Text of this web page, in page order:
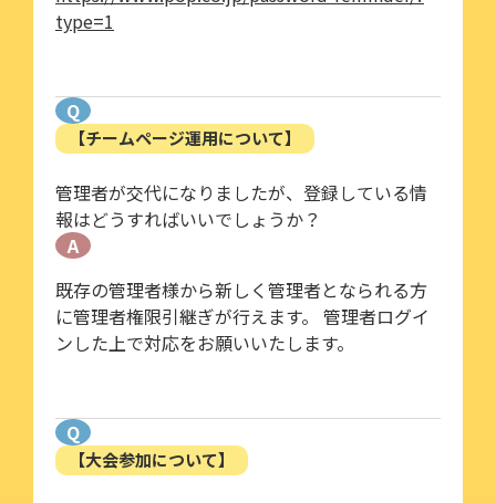
type=1
Q
【チームページ運用について】
管理者が交代になりましたが、登録している情
報はどうすればいいでしょうか？
A
既存の管理者様から新しく管理者となられる方
に管理者権限引継ぎが行えます。 管理者ログイ
ンした上で対応をお願いいたします。
Q
【大会参加について】